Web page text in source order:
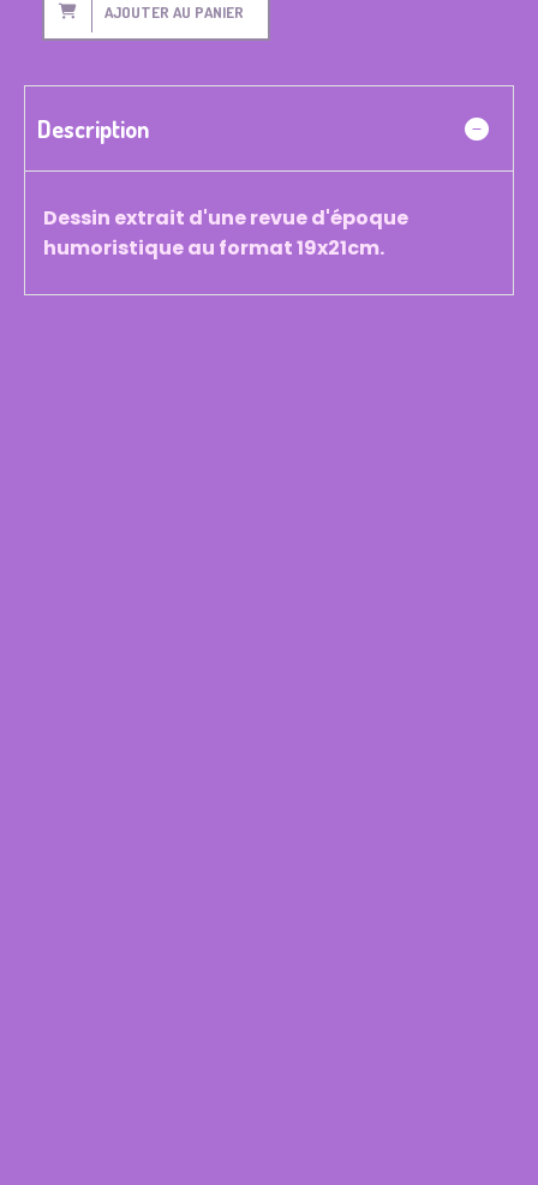
AJOUTER AU PANIER
Description
Dessin extrait d'une revue d'époque
humoristique au format 19x21cm.